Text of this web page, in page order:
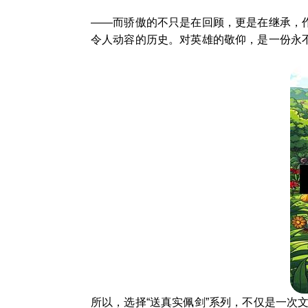
——而骄傲的不只是在回顾，更是在继承，
令人动容的历史。对英雄的敬仰，是一份
所以，选择“送真实佩剑”系列，不仅是一